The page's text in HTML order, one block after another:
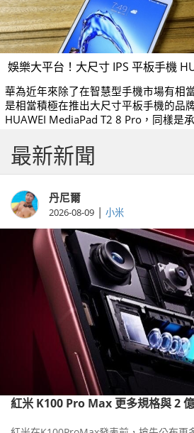
華為近年來除了在智慧型手機市場有相
是相當積極在推出大尺寸平板手機的品
HUAWEI MediaPad T2 8 Pro，同樣是
Snapdragon 616 八核心處理器與
而言是比較偏向於純娛樂導向的產品。
最新新聞
丹尼爾
2026-08-09 | 小米
紅米 K100 Pro Max 更多規格與 2